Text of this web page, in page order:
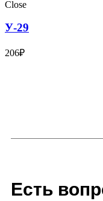
Close
У-29
206₽
Есть